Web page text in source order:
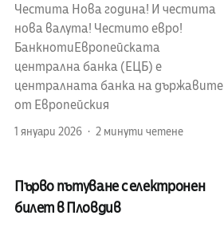
Честита Нова година! И честита
нова валута! Честито евро!
БанкнотиЕвропейската
централна банка (ЕЦБ) е
централната банка на държавите
от Европейския
1 януари 2026 2 минути четене
Първо пътуване с електронен
билет в Пловдив